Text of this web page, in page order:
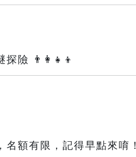
險 👨‍👩‍👧‍👦
，名額有限，記得早點來唷！